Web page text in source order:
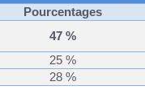
Pourcentages
47 %
25 %
28 %